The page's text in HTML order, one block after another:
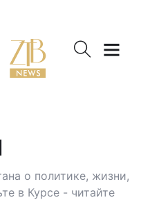
о политике, жизни,
в Курсе - читайте